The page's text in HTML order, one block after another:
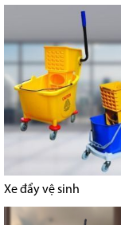
Xe đẩy vệ sinh